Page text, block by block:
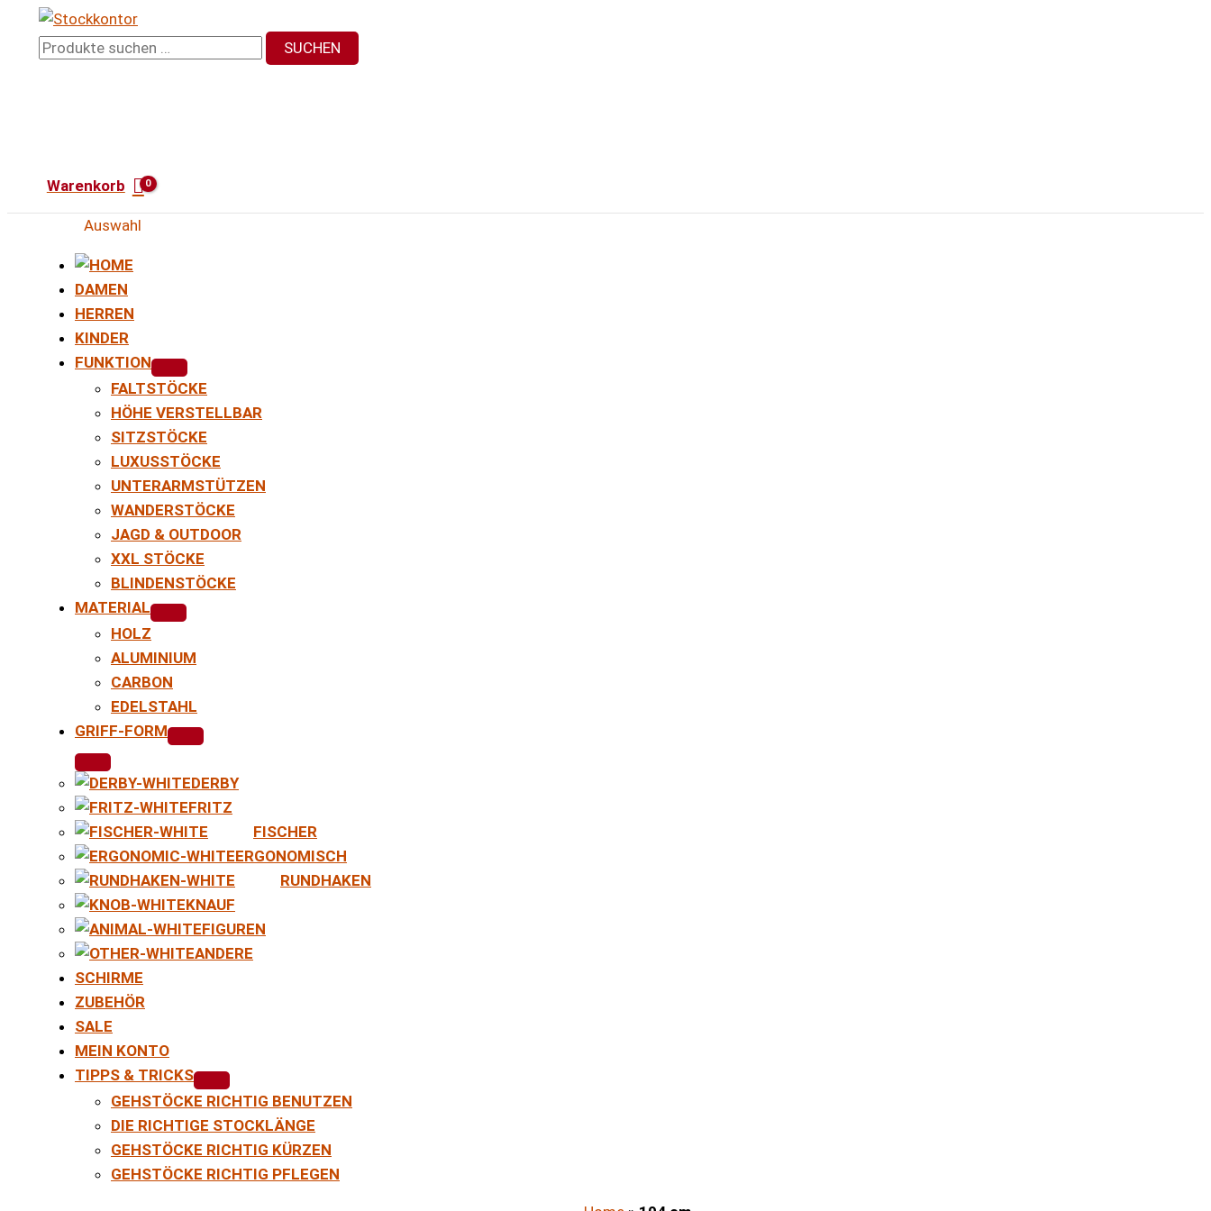
InhaltSuchen
SUCHEN
Warenkorb
Auswahl
DAMEN
HERREN
KINDER
FUNKTION
FALTSTÖCKE
HÖHE VERSTELLBAR
SITZSTÖCKE
LUXUSSTÖCKE
UNTERARMSTÜTZEN
WANDERSTÖCKE
JAGD & OUTDOOR
XXL STÖCKE
BLINDENSTÖCKE
MATERIAL
HOLZ
ALUMINIUM
CARBON
EDELSTAHL
GRIFF-FORM
DERBY
FRITZ
FISCHER
ERGONOMISCH
RUNDHAKEN
KNAUF
FIGUREN
ANDERE
SCHIRME
ZUBEHÖR
SALE
MEIN KONTO
TIPPS & TRICKS
GEHSTÖCKE RICHTIG BENUTZEN
DIE RICHTIGE STOCKLÄNGE
GEHSTÖCKE RICHTIG KÜRZEN
GEHSTÖCKE RICHTIG PFLEGEN